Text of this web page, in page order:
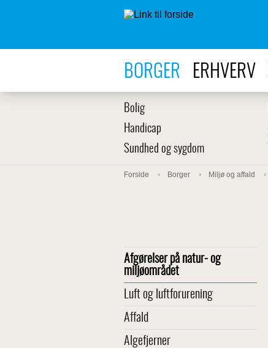
BORGER ERHVERV
Bolig
Handicap
Sundhed og sygdom
Forside Borger Miljø og affald
Afgørelser på natur- og
miljøområdet
Luft og luftforurening
Affald
Algefjerner